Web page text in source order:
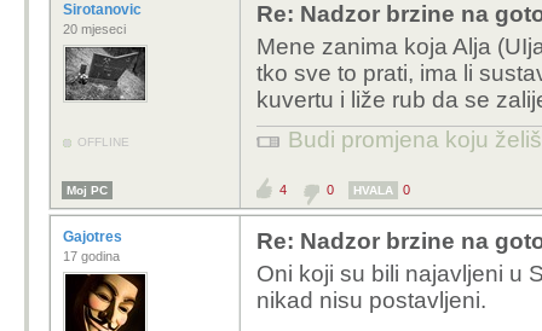
Sirotanovic
20 mjeseci
OFFLINE
Re: Nadzor brzine na
Mene zanima koja Alja
tko sve to prati, ima li
kuvertu i liže rub da se
Budi promjena koju
Moj PC 4 0 HVALA 0
Gajotres
17 godina
Re: Nadzor brzine na
Oni koji su bili najavljeni u
nikad nisu postavljeni.